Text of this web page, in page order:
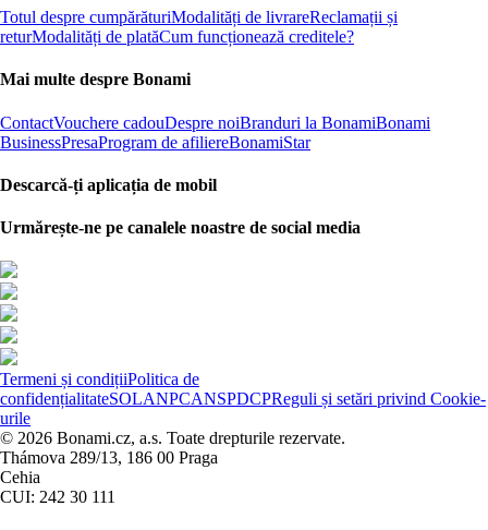
Totul despre cumpărăturiModalități de livrareReclamații și
returModalități de platăCum funcționează creditele?
Mai multe despre Bonami
ContactVouchere cadouDespre noiBranduri la BonamiBonami
BusinessPresaProgram de afiliereBonamiStar
Descarcă-ți aplicația de mobil
Urmărește-ne pe canalele noastre de social media
Termeni și condițiiPolitica de
confidențialitateSOLANPCANSPDCPReguli și setări privind Cookie-
urile
© 2026 Bonami.cz, a.s. Toate drepturile rezervate.
Thámova 289/13, 186 00 Praga
Cehia
CUI: 242 30 111